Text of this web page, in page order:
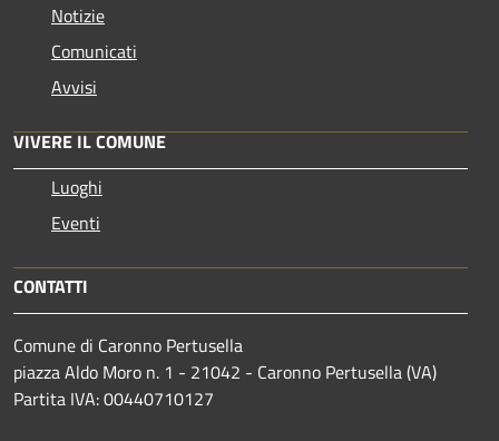
Notizie
Comunicati
Avvisi
VIVERE IL COMUNE
Luoghi
Eventi
CONTATTI
Comune di Caronno Pertusella
piazza Aldo Moro n. 1 - 21042 - Caronno Pertusella (VA)
Partita IVA: 00440710127